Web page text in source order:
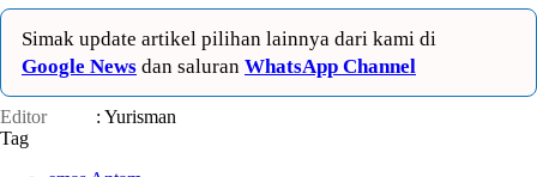
Simak update artikel pilihan lainnya dari kami di
Google News dan saluran WhatsApp Channel
Editor
: Yurisman
Tag